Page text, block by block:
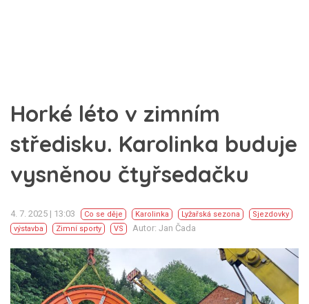
Horké léto v zimním
středisku. Karolinka buduje
vysněnou čtyřsedačku
4. 7. 2025 | 13:03 Co se děje Karolinka Lyžařská sezona
Sjezdovky
výstavba
Zimní sporty VS Autor: Jan Čada